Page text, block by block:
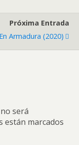
Próxima Entrada
Armadura (2020)
será
están marcados